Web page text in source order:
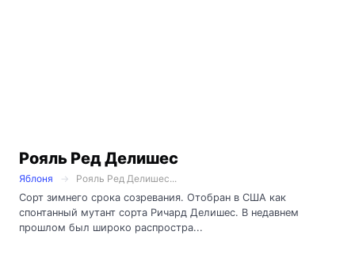
Рояль Ред Делишес
Яблоня
Рояль Ред Делишес...
Сорт зимнего срока созревания. Отобран в США как
спонтанный мутант сорта Ричард Делишес. В недавнем
прошлом был широко распростра...